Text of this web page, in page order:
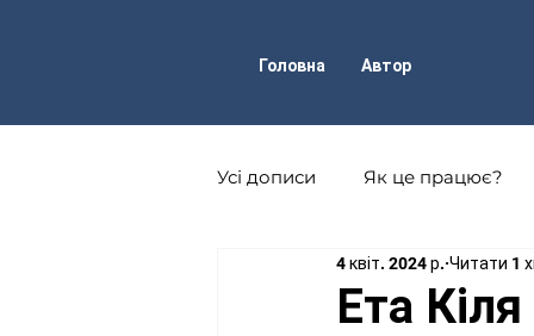
Головна Автор
Усі дописи Як це працює?
Фізика атома і атомного
Ета Кіля
4 квіт. 2024 р. Читати 1